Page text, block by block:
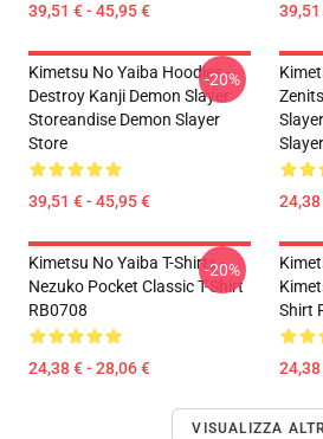
39,51 € - 45,95 €
Kimetsu No Yaiba Hoodies -
Destroy Kanji Demon Slayer
Storeandise Demon Slayer
Store
39,51 € - 45,95 €
-20%
Kimetsu No Yaiba T-Shirts -
Nezuko Pocket Classic T-Shirt
RB0708
24,38 € - 28,06 €
-20%
Shirt
VISUALIZZA